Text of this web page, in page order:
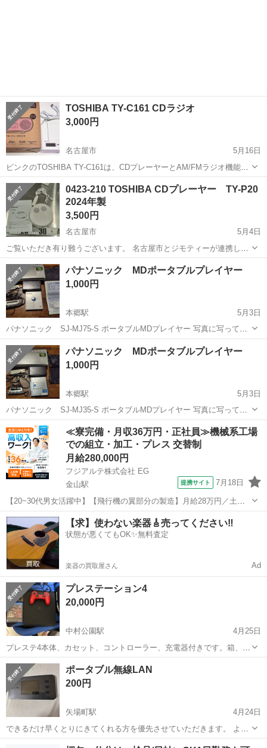
TOSHIBA TY-C161 CDラジオ
3,000円
名古屋市
5月16日
ピンクのTOSHIBA TY-C161は、CDプレーヤーとAM/FMラジオ機能を
備えたコンパクトなオーディオ機器です。 - ブランド: TOSHIBA - モ
デル: TY-C161 - 色: ピンク - 機能: ...
愛知 名古屋市 ピンク
0423-210 TOSHIBA CDプレーヤー TY-P20
2024年製
3,500円
名古屋市
5月4日
ご覧いただき有り難うございます。 名古屋市とジモティーが連携して
運営しています。 粗⼤ごみ等の減量を⽬的にまだ使えるものをリユー
スしています。 ★★★★★ ご自宅にある不要品を是非ジモティースポ
ットへお持...
愛知 名古屋市 ポータブルプレーヤー リユース
パナソニック MDポータブルプレイヤー
1,000円
本郷駅
5月3日
パナソニック SJ-MJ75-S ポータブルMDプレイヤー 写真に写ってい
るものが全てです。 電池が使えないため起動確認できていません。 状
態承知の上でお問合せください。 未使用のMDもお付けします 受渡し
は本...
愛知 名古屋市 ポータブルプレーヤー
プレイヤー
パナソニック MDポータブルプレイヤー
1,000円
本郷駅
5月3日
パナソニック SJ-MJ35-S ポータブルMDプレイヤー 写真に写ってい
るものが全てです。 電池が使えないため起動確認できていません。 状
態承知の上でお問合せください。 未使用のMDもお付けします 受渡し
は本...
愛知 名古屋市 本郷駅 ポータブルプレーヤー
プレイヤー
≪寮完備・月収36万円・正社員≫機械系工場
での組立・加工・プレス 交替制
月給280,000円
フジアルテ株式会社 EG
金山駅
提携サイト 7月18日
【20~30代男女活躍中】【飛行機の翼部分の製造】月給28万円／土日
祝休み／寮完備／5万円の祝金あり／正社員（無期雇用派遣） <<KA-
18983-03-JP>> 仕事概要・詳細 【仕事概要】 航空機や船舶、産業機
械など幅...
愛知 名古屋市 金山駅 その他
【求】使わない楽器🎸売ってください‼️
状態が悪くてもOK✨無料査定
楽器の買取屋さん Ad
プレステーション4
20,000円
中村公園駅
4月25日
プレステ4本体、カセット、コントローラー、充電器付きです。箱、
HDMIは付いておりませんのでご了承ください。
愛知 名古屋市 中村公園駅
プレステ4
ポータブル無線LAN
200円
矢場町駅
4月24日
できるだけ早くとりにきてくれる方を優先させていただきます。 よろ
しくおねがいします。
名古屋市 矢場町駅 ポータブルプレーヤー